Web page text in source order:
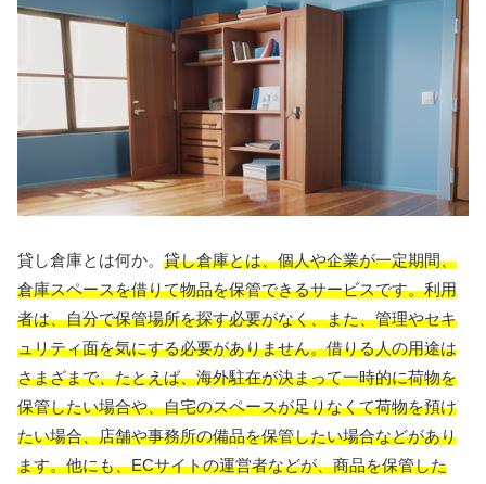
貸し倉庫とは何か。 貸し倉庫とは、個人や企業が一定期間、
倉庫スペースを借りて物品を保管できるサービスです。利用
者は、自分で保管場所を探す必要がなく、また、管理やセキ
ュリティ面を気にする必要がありません。借りる人の用途は
さまざまで、たとえば、海外駐在が決まって一時的に荷物を
保管したい場合や、自宅のスペースが足りなくて荷物を預け
たい場合、店舗や事務所の備品を保管したい場合などがあり
ます。他にも、ECサイトの運営者などが、商品を保管した